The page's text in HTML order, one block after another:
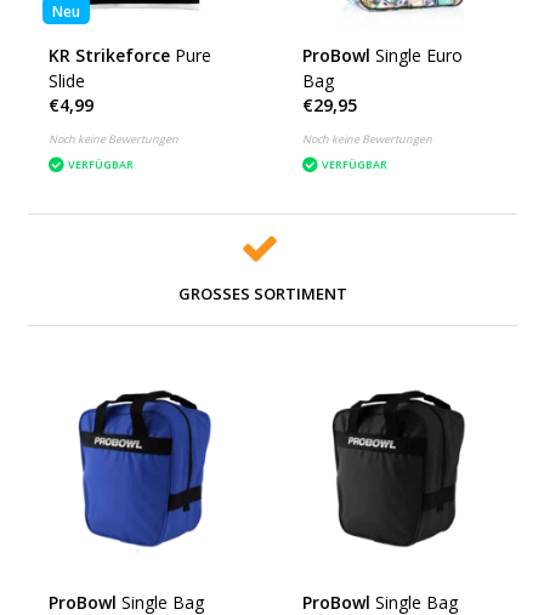
Neu
KR Strikeforce Pure
Slide
€4,99
Noch keine Bewertungen
VERFÜGBAR
ProBowl Single Euro
Bag
€29,95
Noch keine Bewertungen
VERFÜGBAR
GROSSES SORTIMENT
ProBowl Single Bag
ProBowl Single Bag